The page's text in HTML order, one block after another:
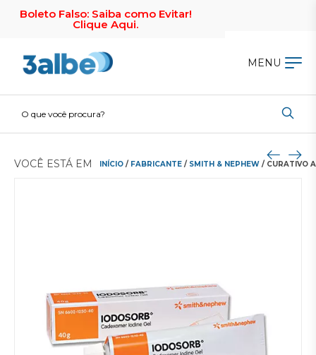
Boleto Falso: Saiba como Evitar!
Clique Aqui.
MENU
VOCÊ ESTÁ EM INÍCIO / FABRICANTE / SMITH & NEPHEW / CURATIVO